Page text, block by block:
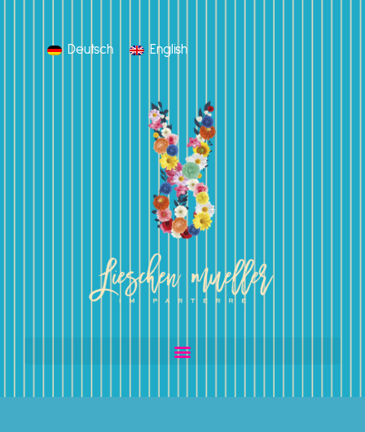
Deutsch English